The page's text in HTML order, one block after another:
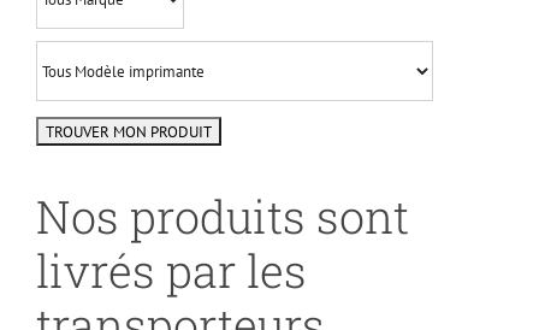
Nos produits sont
livrés par les